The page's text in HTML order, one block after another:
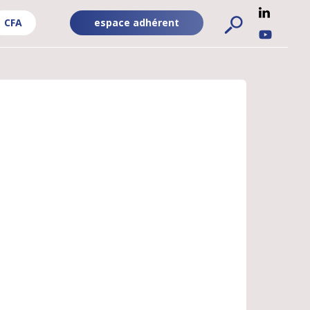
ADHÉRENT
-
espace adhérent
CFA